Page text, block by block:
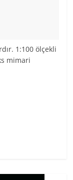
1:100 ölçekli
mimari